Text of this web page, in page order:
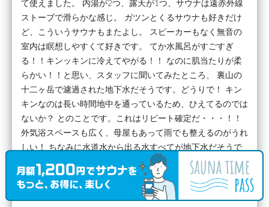
て使えました。 内湯が2つ、露天が1つ、サウナは遠赤外線
ストーブで滑らかな感じ。 ガツンとくるサウナも好きだけ
ど、こういうサウナもまたよし。 スピーカーもなく無音の
室内は瞑想しやすくて好きです。 てか水風呂がすごすぎ
る！！キンッキンに冷えてやがる！！ なのに肌当たりが柔
らかい！！と思い、スタッフに聞いてみたところ、 裏山の
十二ヶ岳で濾過された地下水だそうです。どうりで！ キン
キンなのは長い時間地中を通っているため、ひえてるのでは
ないか？ とのことです。これはリピート確定だ・・・！！
外気浴スペースも広く、母屋もあって雨でも整えるのがうれ
しい！ ちなみに水道水から出る水すべてが地下水だそうで
す。 なんという贅沢だ・・・ 平日ということもあり、ほぼ
貸切で利用できました！ また時間ができたら来ようっ
と！！